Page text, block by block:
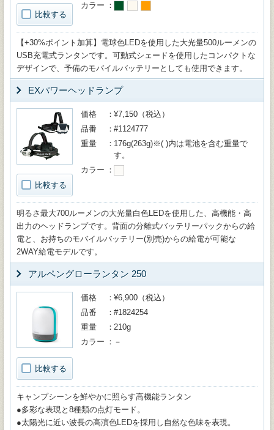
比較する
カラー
【+30%ポイント加算】電球色LEDを使用した大光量500ルーメンの
USB充電式ランタンです。可動式シェードを使用したコンパクトな
デザインで、予備のモバイルバッテリーとしても使用できます。
EXパワーヘッドランプ
比較する
価格
¥7,150（税込）
品番
#1124777
重量
176g(263g)※( )内は電池を含む重量で
す。
カラー
明るさ最大700ルーメンの大光量白色LEDを使用した、高機能・高
出力のヘッドランプです。背面の分離式バッテリーパックからの給
電と、お持ちのモバイルバッテリー(別売)からの給電が可能な
2WAY給電モデルです。
アルペングローランタン 250
比較する
価格
¥6,900（税込）
品番
#1824254
重量
210g
カラー
－
キャンプシーンを鮮やかに照らす高機能ランタン
●多彩な表現と8種類の点灯モード。
●太陽光に近い波長の高演色LEDを採用し自然な色味を表現。